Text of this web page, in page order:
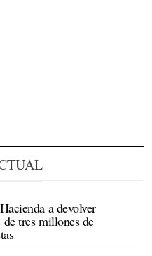
a devolver
tres millones de